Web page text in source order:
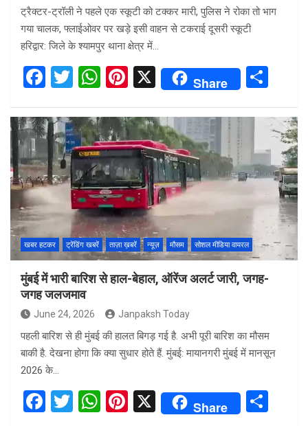
ट्रैक्टर-ट्रॉली ने पहले एक स्कूटी को टक्कर मारी, पुलिस ने रोका तो भाग
गया चालक, फ्लाईओवर पर खड़े इसी वाहन से टकराई दूसरी स्कूटी
हरिद्वार: जिले के श्यामपुर थाना क्षेत्र में…
F
ce
b
o
o
k
T
tt
er
W
at
s
A
p
p
Pi
er
es
t
X Share
ar
e
खबर हटकर ट्रेंडिंग खबरें ताज़ा ख़बरें न्यूज़ मौसम सोशल मीडिया वायरल
मुंबई में भारी बारिश से हाल-बेहाल, ऑरेंज अलर्ट जारी, जगह-
जगह जलजमाव
June 24, 2026 Janpaksh Today
पहली बारिश से ही मुंबई की हालत बिगड़ गई है. अभी पूरी बारिश का मौसम
बाकी है. देखना होगा कि क्या सुधार होते हैं. मुंबई: मायानगरी मुंबई में मानसून
2026 के…
F
T
W Pi X Share